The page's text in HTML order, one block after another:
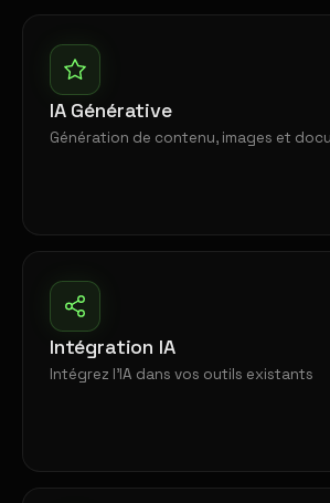
IA Générative
Génération de contenu, images et
Intégration IA
Intégrez l'IA dans vos outils existants